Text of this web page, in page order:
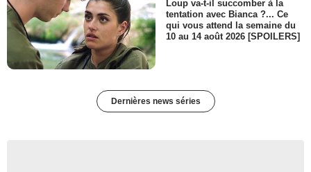
Loup va-t-il succomber à la
tentation avec Bianca ?... Ce
qui vous attend la semaine du
10 au 14 août 2026 [SPOILERS]
Dernières news séries